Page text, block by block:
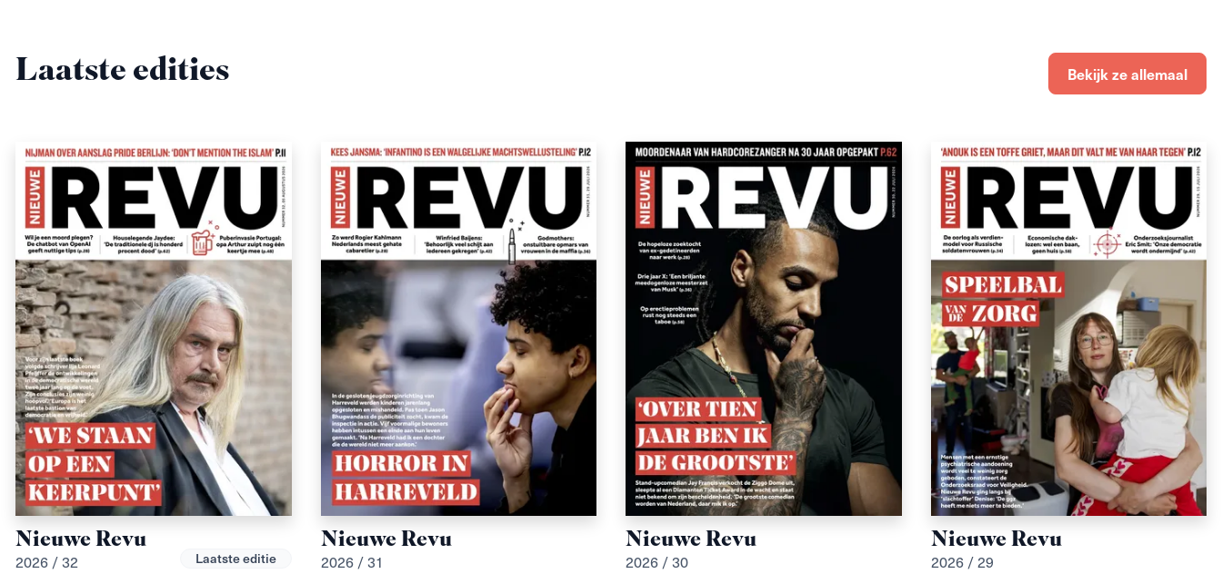
Laatste edities Bekijk ze allemaal
Nieuwe Revu
2026 / 32 Laatste editie
Nieuwe Revu
2026 / 31
Nieuwe Revu
2026 / 30
Nieuwe Revu
2026 / 29